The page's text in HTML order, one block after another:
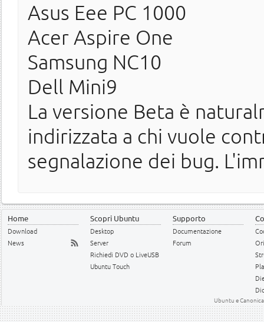
Asus Eee PC 1000
Acer Aspire One
Samsung NC10
Dell Mini9
La versione Beta è
indirizzata a chi vuole
segnalazione dei bug.
Home
Download
News
Scopri Ubuntu
Desktop
Server
Richiedi DVD o LiveUSB
Ubuntu Touch
Supporto
Documentazione
Forum
Ubuntu e